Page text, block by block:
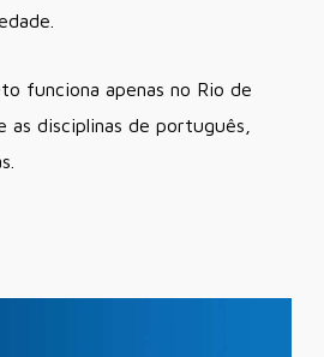
funciona apenas no Rio de
as disciplinas de português,